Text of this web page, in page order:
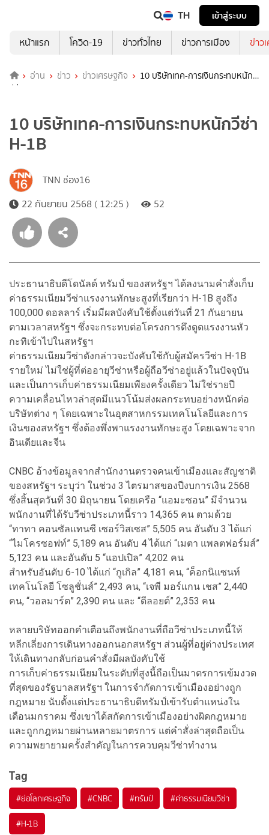
TH
เข้าสู่ระบบ
หน้าแรก
โควิด-19 ข่าวทั่วไทย ข่าวการเมือง ข่าว
อ่าน ข่าว ข่าวเศรษฐกิจ
10 บริษัทเทค-การเงินกระทบหนัก
วีซ่า H-1B
10 บริษัทเทค-การเงินกระทบหนักวีซ่า
H-1B
TNN ช่อง16
22 กันยายน 2568 ( 12:25 )
52
ประธานาธิบดีโดนัลด์ ทรัมป์ ของสหรัฐฯ ได้ลงนามคำสั่งเก็บ
ค่าธรรมเนียมวีซ่าแรงงานทักษะสูงที่เรียกว่า H-1B สูงถึง
100,000 ดอลลาร์ เริ่มมีผลบังคับใช้ตั้งแต่วันที่ 21 กันยายน
ตามเวลาสหรัฐฯ ซึ่งจะกระทบต่อโครงการดึงดูดแรงงานหัว
กะทิเข้าไปในสหรัฐฯ
ค่าธรรมเนียมวีซ่าดังกล่าวจะบังคับใช้กับผู้สมัครวีซ่า H-1B
รายใหม่ ไม่ใช่ผู้ที่ต่ออายุวีซ่าหรือผู้ถือวีซ่าอยู่แล้วในปัจจุบัน
และเป็นการเก็บค่าธรรมเนียมเพียงครั้งเดียว ไม่ใช่รายปี
ความเคลื่อนไหวล่าสุดมีแนวโน้มส่งผลกระทบอย่างหนักต่อ
บริษัทต่าง ๆ โดยเฉพาะในอุตสาหกรรมเทคโนโลยีและการ
เงินของสหรัฐฯ ซึ่งต้องพึ่งพาแรงงานทักษะสูง โดยเฉพาะจาก
อินเดียและจีน
CNBC อ้างข้อมูลจากสำนักงานตรวจคนเข้าเมืองและสัญชาติ
ของสหรัฐฯ ระบุว่า ในช่วง 3 ไตรมาสของปีงบการเงิน 2568
ซึ่งสิ้นสุดวันที่ 30 มิถุนายน โดยเครือ “แอมะซอน” มีจำนวน
พนักงานที่ได้รับวีซ่าประเภทนี้ราว 14,365 คน ตามด้วย
“ทาทา คอนซัลแทนซี เซอร์วิสเซส” 5,505 คน อันดับ 3 ได้แก่
“ไมโครซอฟท์” 5,189 คน อันดับ 4 ได้แก่ “เมตา แพลตฟอร์มส์”
5,123 คน และอันดับ 5 “แอปเปิล” 4,202 คน
สำหรับอันดับ 6-10 ได้แก่ “กูเกิล” 4,181 คน, “ค็อกนิแซนท์
เทคโนโลยี โซลูชั่นส์” 2,493 คน, “เจพี มอร์แกน เชส” 2,440
คน, “วอลมาร์ต” 2,390 คน และ “ดีลอยต์” 2,353 คน
หลายบริษัทออกคำเตือนถึงพนักงานที่ถือวีซ่าประเภทนี้ให้
หลีกเลี่ยงการเดินทางออกนอกสหรัฐฯ ส่วนผู้ที่อยู่ต่างประเทศ
ให้เดินทางกลับก่อนคำสั่งมีผลบังคับใช้
การเก็บค่าธรรมเนียมในระดับที่สูงนี้ถือเป็นมาตรการเข้มงวด
ที่สุดของรัฐบาลสหรัฐฯ ในการจำกัดการเข้าเมืองอย่างถูก
กฎหมาย นับตั้งแต่ประธานาธิบดีทรัมป์เข้ารับตำแหน่งใน
เดือนมกราคม ซึ่งเขาได้สกัดการเข้าเมืองอย่างผิดกฎหมาย
และถูกกฎหมายผ่านหลายมาตรการ แต่คำสั่งล่าสุดถือเป็น
ความพยายามครั้งสำคัญในการควบคุมวีซ่าทำงาน
Tag
#ย่อโลกเศรษฐกิจ #CNBC #ทรัมป์ #ค่าธรรมเนียมวีซ่า
#H-1B